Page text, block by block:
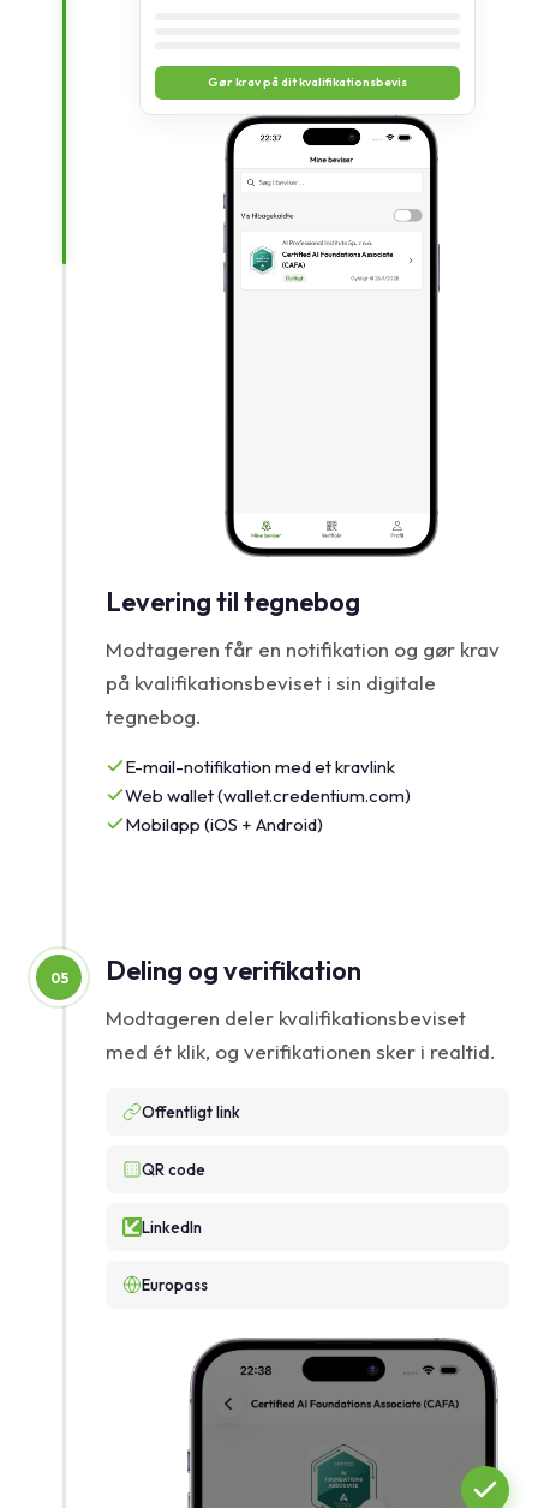
Gør krav på dit kvalifikationsbevis
Levering til tegnebog
Modtageren får en notifikation og gør krav
på kvalifikationsbeviset i sin digitale
tegnebog.
E-mail-notifikation med et kravlink
Web wallet (wallet.credentium.com)
Mobilapp (iOS + Android)
Deling og verifikation
Modtageren deler kvalifikationsbeviset
med ét klik, og verifikationen sker i realtid.
Offentligt link
QR code
LinkedIn
Europass
05